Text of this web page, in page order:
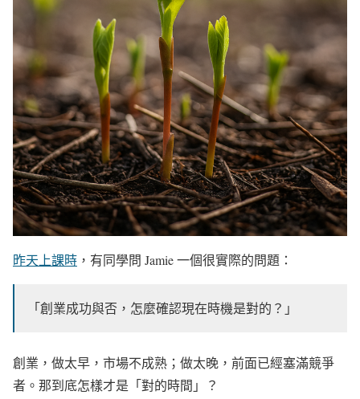
昨天上課時 ，有同學問 Jamie 一個很實際的問題：
「創業成功與否，怎麼確認現在時機是對的？」
創業，做太早，市場不成熟；做太晚，前面已經塞滿競爭
者。那到底怎樣才是「對的時間」？